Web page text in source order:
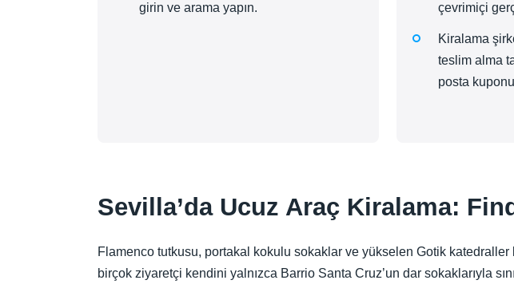
girin ve arama yapın.
çevrimiçi
Kiralama
teslim alma
posta
Sevilla’da Ucuz Araç Kiralama:
Flamenco tutkusu, portakal kokulu sokaklar ve yükselen Gotik katedraller
birçok ziyaretçi kendini yalnızca Barrio Santa Cruz’un dar sokaklarıyla